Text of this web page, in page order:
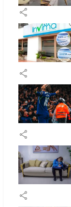
share
share
share
share